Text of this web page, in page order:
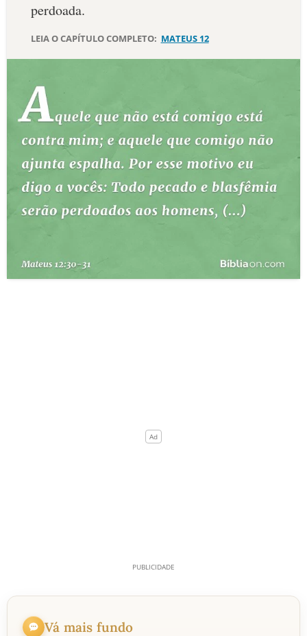
10 MANDAMENTOS
ESBOÇOS DE PREGAÇÃO
TEMAS
PERGUNTE À BÍBLIA IA
TERMO BÍBLICO JOGOS
LOJA BÍBLIAON
perdoada.
LEIA O CAPÍTULO COMPLETO: MATEUS 12
Vá mais fundo